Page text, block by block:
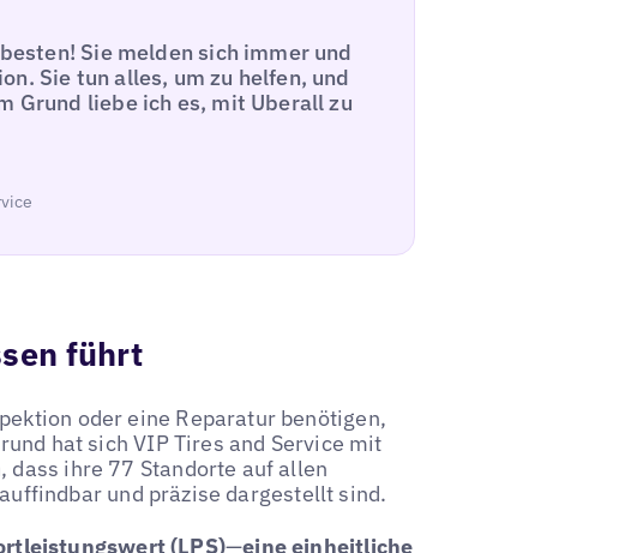
Sie melden sich immer und
Sie tun alles, um zu helfen, und
Grund liebe ich es, mit Uberall zu
führt
oder eine Reparatur benötigen,
hat sich VIP Tires and Service mit
dass ihre 77 Standorte auf allen
und präzise dargestellt sind.
(LPS)—eine einheitliche